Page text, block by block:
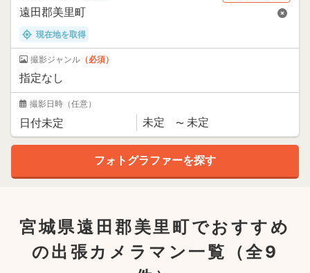
現在地を取得
撮影ジャンル （必須）
撮影日時 （任意）
宮城県遠田郡美里町でおすすめ
の出張カメラマン一覧
（全9